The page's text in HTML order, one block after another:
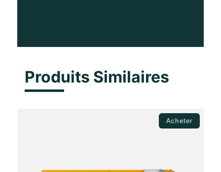
Produits Similaires
Acheter